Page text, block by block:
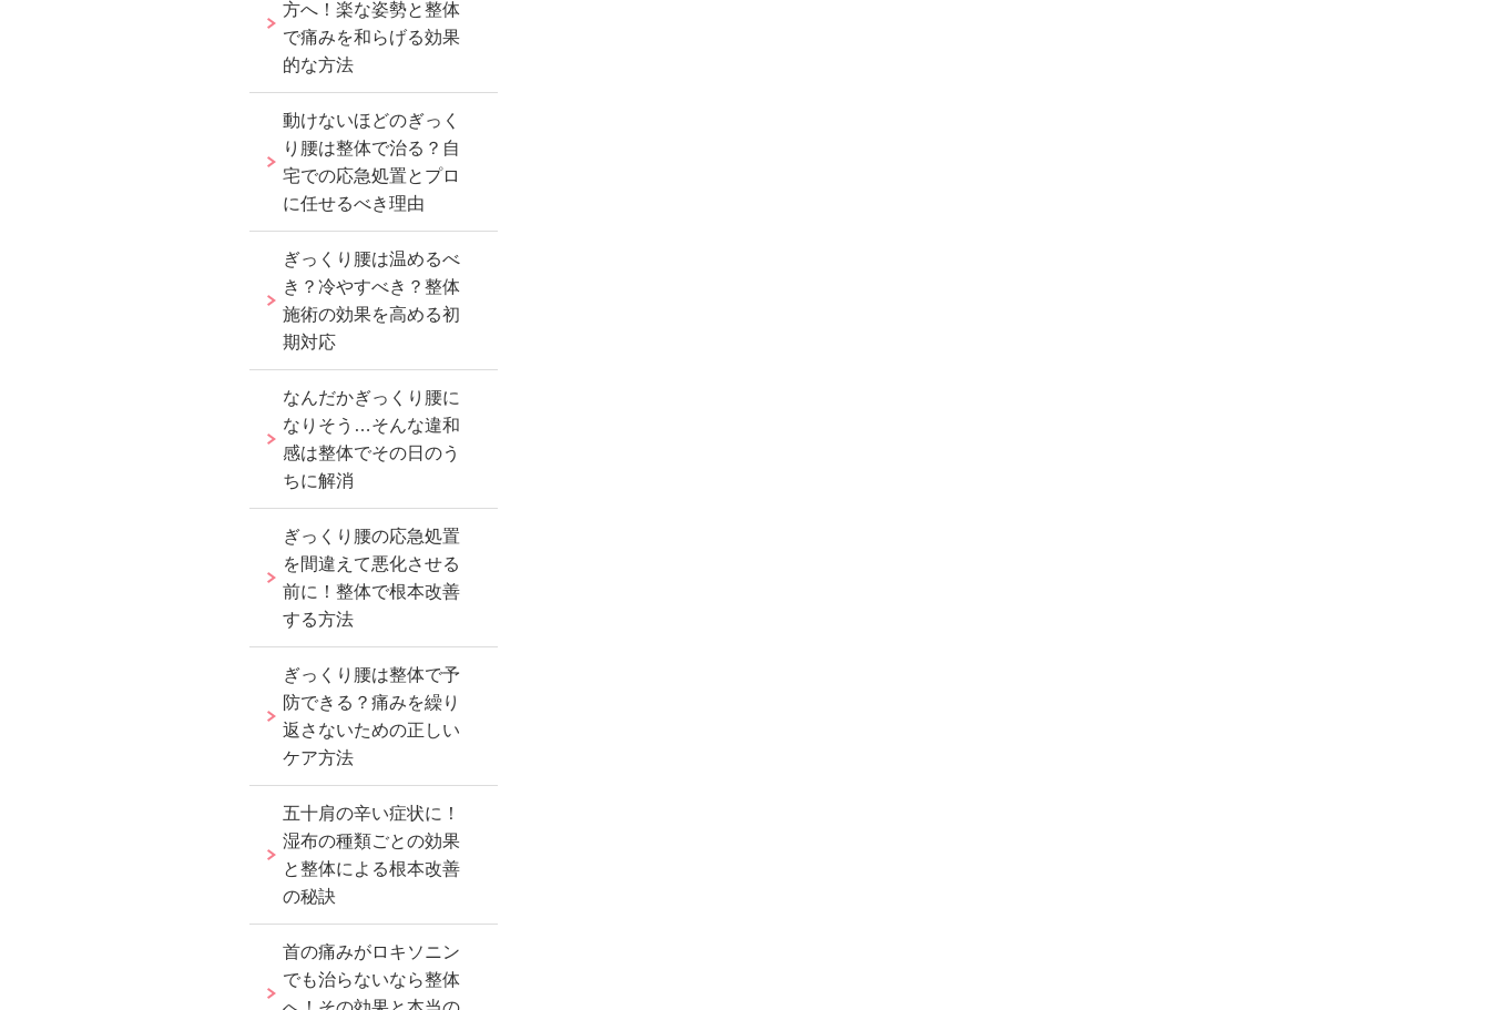
方へ！楽な姿勢と整体
で痛みを和らげる効果
的な方法
動けないほどのぎっく
り腰は整体で治る？自
宅での応急処置とプロ
に任せるべき理由
ぎっくり腰は温めるべ
き？冷やすべき？整体
施術の効果を高める初
期対応
なんだかぎっくり腰に
なりそう…そんな違和
感は整体でその日のう
ちに解消
ぎっくり腰の応急処置
を間違えて悪化させる
前に！整体で根本改善
する方法
ぎっくり腰は整体で予
防できる？痛みを繰り
返さないための正しい
ケア方法
五十肩の辛い症状に！
湿布の種類ごとの効果
と整体による根本改善
の秘訣
首の痛みがロキソニン
でも治らないなら整体